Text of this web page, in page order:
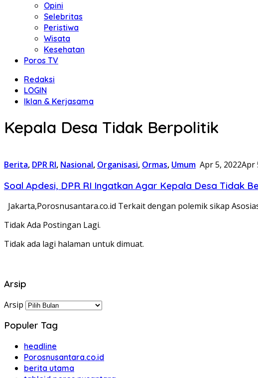
Opini
Selebritas
Peristiwa
Wisata
Kesehatan
Poros TV
Redaksi
LOGIN
Iklan & Kerjasama
Kepala Desa Tidak Berpolitik
Berita, DPR RI, Nasional, Organisasi, Ormas, Umum Apr 5, 2022Apr
Soal Apdesi, DPR RI Ingatkan Agar Kepala Desa Tidak
Jakarta,Porosnusantara.co.id Terkait dengan polemik sikap
Tidak Ada Postingan Lagi.
Tidak ada lagi halaman untuk dimuat.
Arsip
Arsip
Populer Tag
headline
Porosnusantara.co.id
berita utama